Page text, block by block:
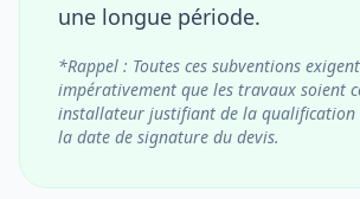
une longue période.
*Rappel : Toutes ces subventions exigent
impérativement que les travaux soient
installateur justifiant de la qualification
la date de signature du devis.